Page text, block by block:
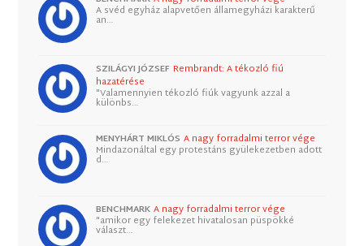
A svéd egyház alapvetően államegyházi karakterű
an…
SZILÁGYI JÓZSEF Rembrandt: A tékozló fiú
hazatérése
"Valamennyien tékozló fiúk vagyunk azzal a
különbs…
MENYHÁRT MIKLÓS A nagy forradalmi terror vége
Mindazonáltal egy protestáns gyülekezetben adott
d…
BENCHMARK A nagy forradalmi terror vége
"amikor egy felekezet hivatalosan püspökké
választ…